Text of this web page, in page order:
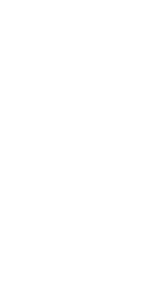
THINK